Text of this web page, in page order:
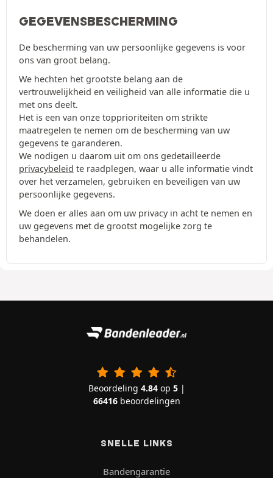
GEGEVENSBESCHERMING
De bescherming van uw persoonlijke gegevens is voor
ons van groot belang.
We hechten het grootste belang aan de
vertrouwelijkheid en veiligheid van alle informatie die u
met ons deelt.
Het is een van onze topprioriteiten om strikte
maatregelen te nemen om de bescherming van uw
gegevens te garanderen.
We nodigen u daarom uit om ons gedetailleerde
privacybeleid te raadplegen, waar u alle informatie vindt
over het verzamelen, gebruiken en beveiligen van uw
persoonlijke gegevens.
We doen er alles aan om uw privacy in acht te nemen en
uw gegevens met de grootst mogelijke zorg te
behandelen.
Beoordeling 4.84op 5|
66416beoordelingen
SNELLE LINKS
Bandengarantie